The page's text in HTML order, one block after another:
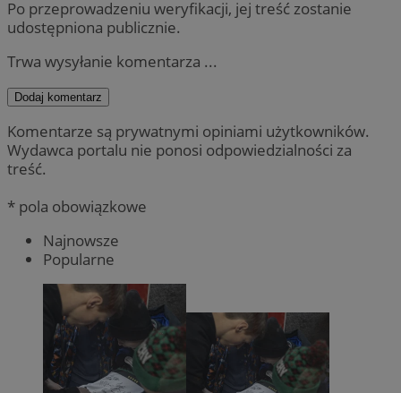
Po przeprowadzeniu weryfikacji, jej treść zostanie
udostępniona publicznie.
Trwa wysyłanie komentarza ...
Dodaj komentarz
Komentarze są prywatnymi opiniami użytkowników.
Wydawca portalu nie ponosi odpowiedzialności za
treść.
* pola obowiązkowe
Najnowsze
Popularne